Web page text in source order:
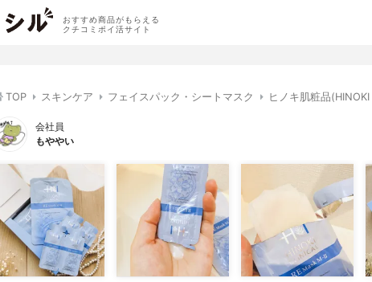
おすすめ商品がもらえる
クチコミポイ活サイト
TOP スキンケア フェイスパック・シートマスク ヒノキ肌粧品
会社員
もややい